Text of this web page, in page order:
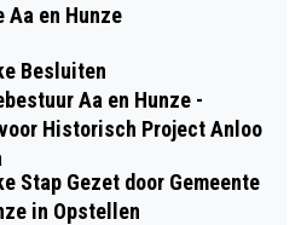
Aa en Hunze
Besluiten
Aa en Hunze -
Historisch Project Anloo
Stap Gezet door Gemeente
in Opstellen